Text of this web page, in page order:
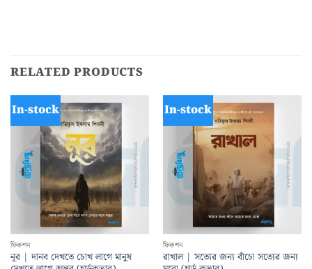
RELATED PRODUCTS
In-stock
ফিকশন
নূর | দানব দেখতে চোখ লাগে মানুষ
In-stock
ফিকশন
রাখাল | সত্যের জন্য বাঁচো সত্যের জন্য